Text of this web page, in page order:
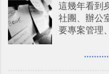
天推出的「
值得一玩的
享一下我玩
Twitter
http://
Mozilla
術人員交流
玩意的園地
一代的網頁
這幾年看到
社團、辦公
要專案管理
一個什麼